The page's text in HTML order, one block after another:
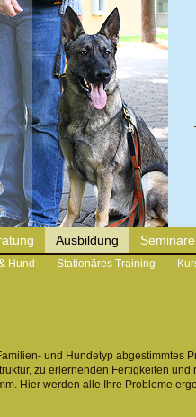
Ausbildung
Hund Stationäres Training
Seminare
und Hundetyp abgestimmtes
zu erlernenden Fertigkeiten und
Hier werden alle Ihre Probleme